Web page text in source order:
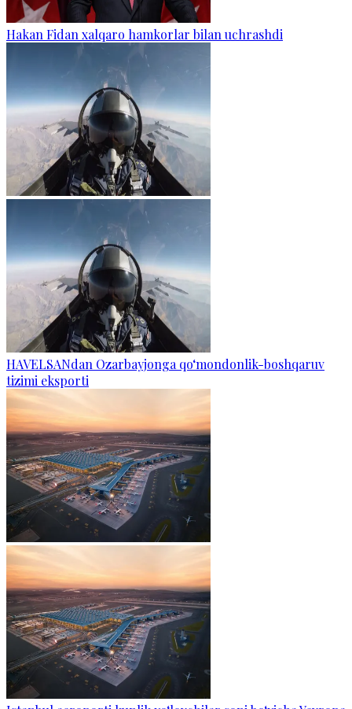
Hakan Fidan xalqaro hamkorlar bilan uchrashdi
HAVELSANdan Ozarbayjonga qo‘mondonlik-boshqaruv
tizimi eksporti